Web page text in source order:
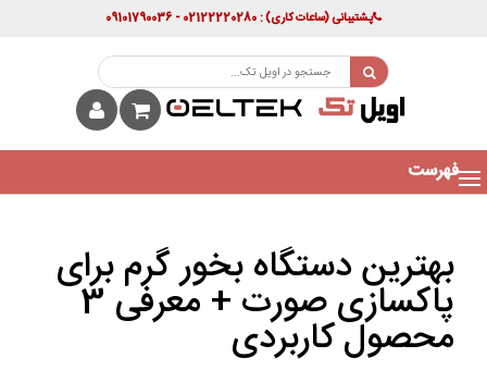
پشتیبانی(ساعات کاری): 02122220280 - 09101790036
فهرست
بهترین دستگاه بخور گرم برای
پاکسازی صورت + معرفی 3
محصول کاربردی